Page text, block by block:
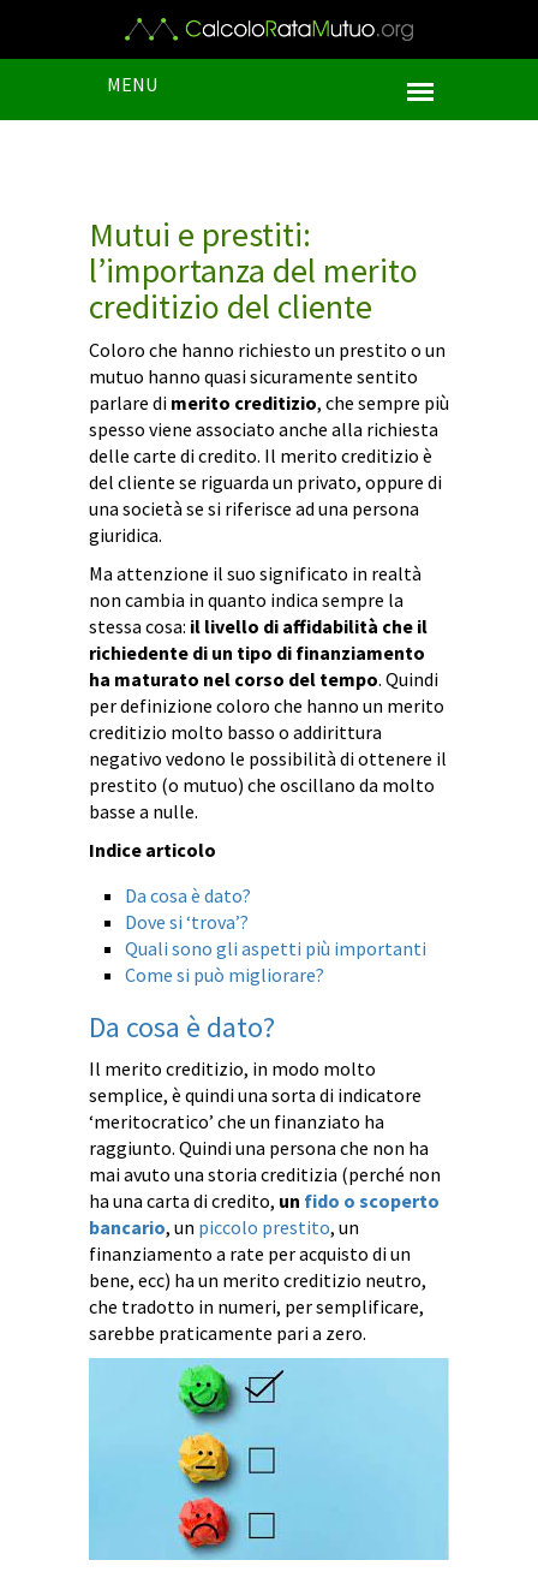
MENU
Mutui e prestiti:
l’importanza del merito
creditizio del cliente
Coloro che hanno richiesto un prestito o un
mutuo hanno quasi sicuramente sentito
parlare di merito creditizio, che sempre più
spesso viene associato anche alla richiesta
delle carte di credito. Il merito creditizio è
del cliente se riguarda un privato, oppure di
una società se si riferisce ad una persona
giuridica.
Ma attenzione il suo significato in realtà
non cambia in quanto indica sempre la
stessa cosa: il livello di affidabilità che il
richiedente di un tipo di finanziamento
ha maturato nel corso del tempo. Quindi
per definizione coloro che hanno un merito
creditizio molto basso o addirittura
negativo vedono le possibilità di ottenere il
prestito (o mutuo) che oscillano da molto
basse a nulle.
Indice articolo
Da cosa è dato?
Dove si ‘trova’?
Quali sono gli aspetti più importanti
Come si può migliorare?
Da cosa è dato?
Il merito creditizio, in modo molto
semplice, è quindi una sorta di indicatore
‘meritocratico’ che un finanziato ha
raggiunto. Quindi una persona che non ha
mai avuto una storia creditizia (perché non
ha una carta di credito, un fido o scoperto
bancario, un piccolo prestito, un
finanziamento a rate per acquisto di un
bene, ecc) ha un merito creditizio neutro,
che tradotto in numeri, per semplificare,
sarebbe praticamente pari a zero.